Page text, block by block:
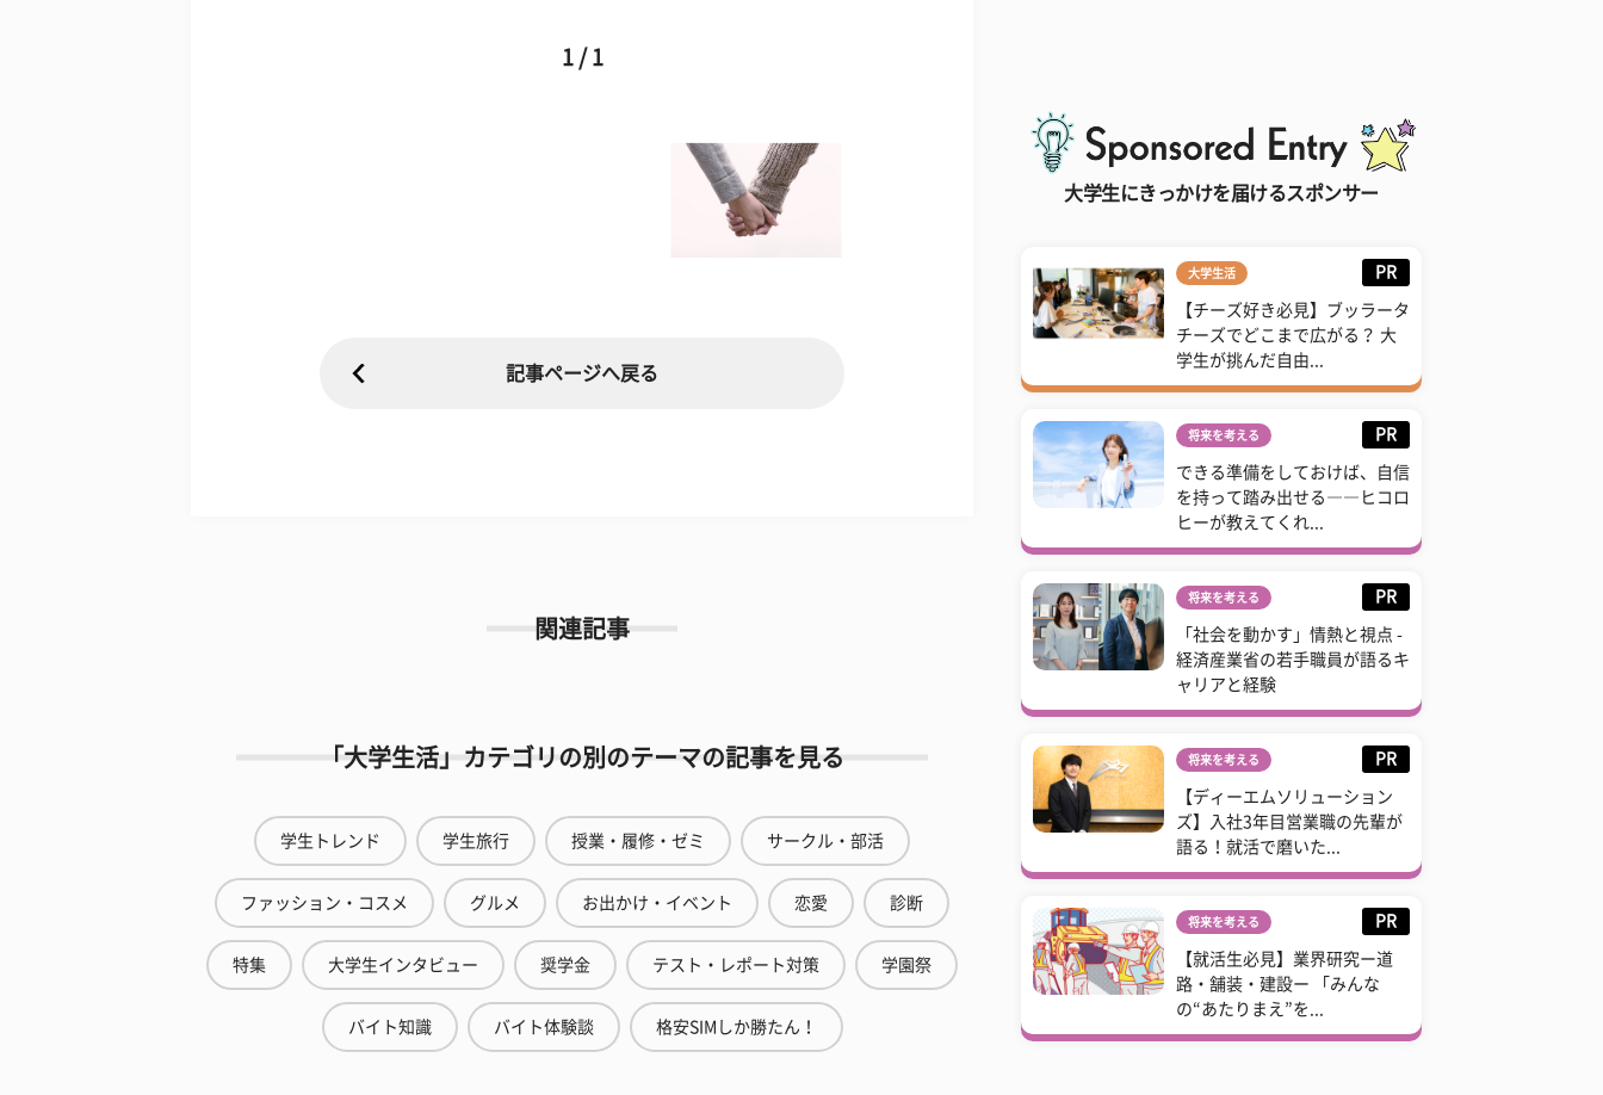
1 / 1
記事ページへ戻る
関連記事
「大学生活」カテゴリの別のテーマの記事を見る
学生トレンド 学生旅行 授業・履修・ゼミ サークル・部活
ファッション・コスメ グルメ お出かけ・イベント 恋愛 診断
特集 大学生インタビュー 奨学金 テスト・レポート対策 学園祭
バイト知識 バイト体験談 格安SIMしか勝たん！
大学生にきっかけを届けるスポンサー
大学生活 PR
【チーズ好き必見】ブッラータ
チーズでどこまで広がる？ 大
学生が挑んだ自由...
将来を考える PR
できる準備をしておけば、自信
を持って踏み出せる――ヒコロ
ヒーが教えてくれ...
将来を考える PR
「社会を動かす」情熱と視点 -
経済産業省の若手職員が語るキ
ャリアと経験
将来を考える PR
【ディーエムソリューション
ズ】入社3年目営業職の先輩が
語る！就活で磨いた...
将来を考える PR
【就活生必見】業界研究ー道
路・舗装・建設ー 「みんな
の“あたりまえ”を...